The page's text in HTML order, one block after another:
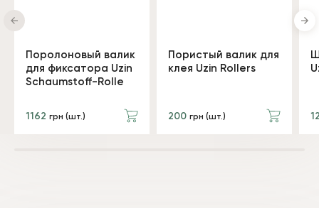
Поролоновый валик
для фиксатора Uzin
Schaumstoff-Rolle
1162 грн (шт.)
Пористый валик для
клея Uzin Rollers
200 грн (шт.)